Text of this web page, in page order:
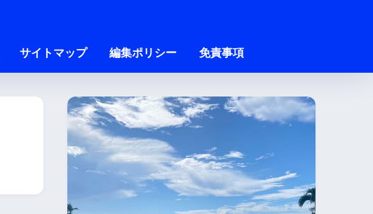
サイトマップ 編集ポリシー 免責事項